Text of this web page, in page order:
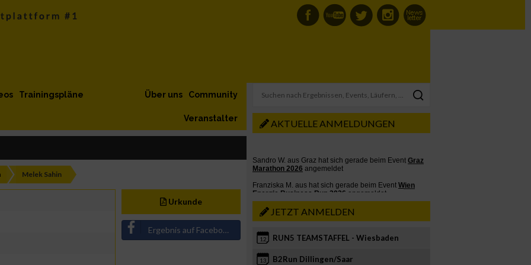
Trainingspläne Community
Über uns
Veranstalter
Melek Sahin
Urkunde
Ergebnis auf Facebook teilen
AKTUELLE ANMELDUNGEN
JETZT ANMELDEN
12 RUN5 TEAMSTAFFEL - Wiesbaden
13 B2Run Dillingen/Saar